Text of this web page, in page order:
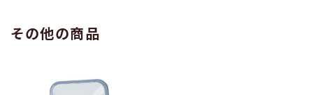
その他の商品